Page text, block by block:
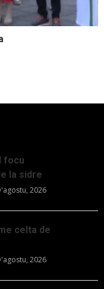
focu
la sidre
2026
celta de
2026